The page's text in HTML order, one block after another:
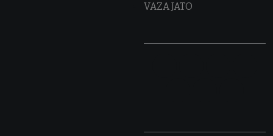
VAZA JATO